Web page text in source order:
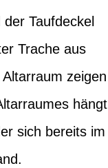
Taufdeckel
Trache aus
zeigen
hängt
sich bereits im